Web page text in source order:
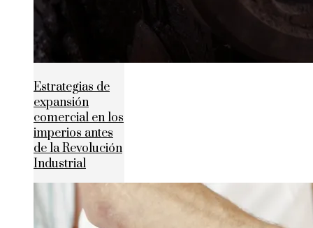
Estrategias de
expansión
comercial en los
imperios antes
de la Revolución
Industrial